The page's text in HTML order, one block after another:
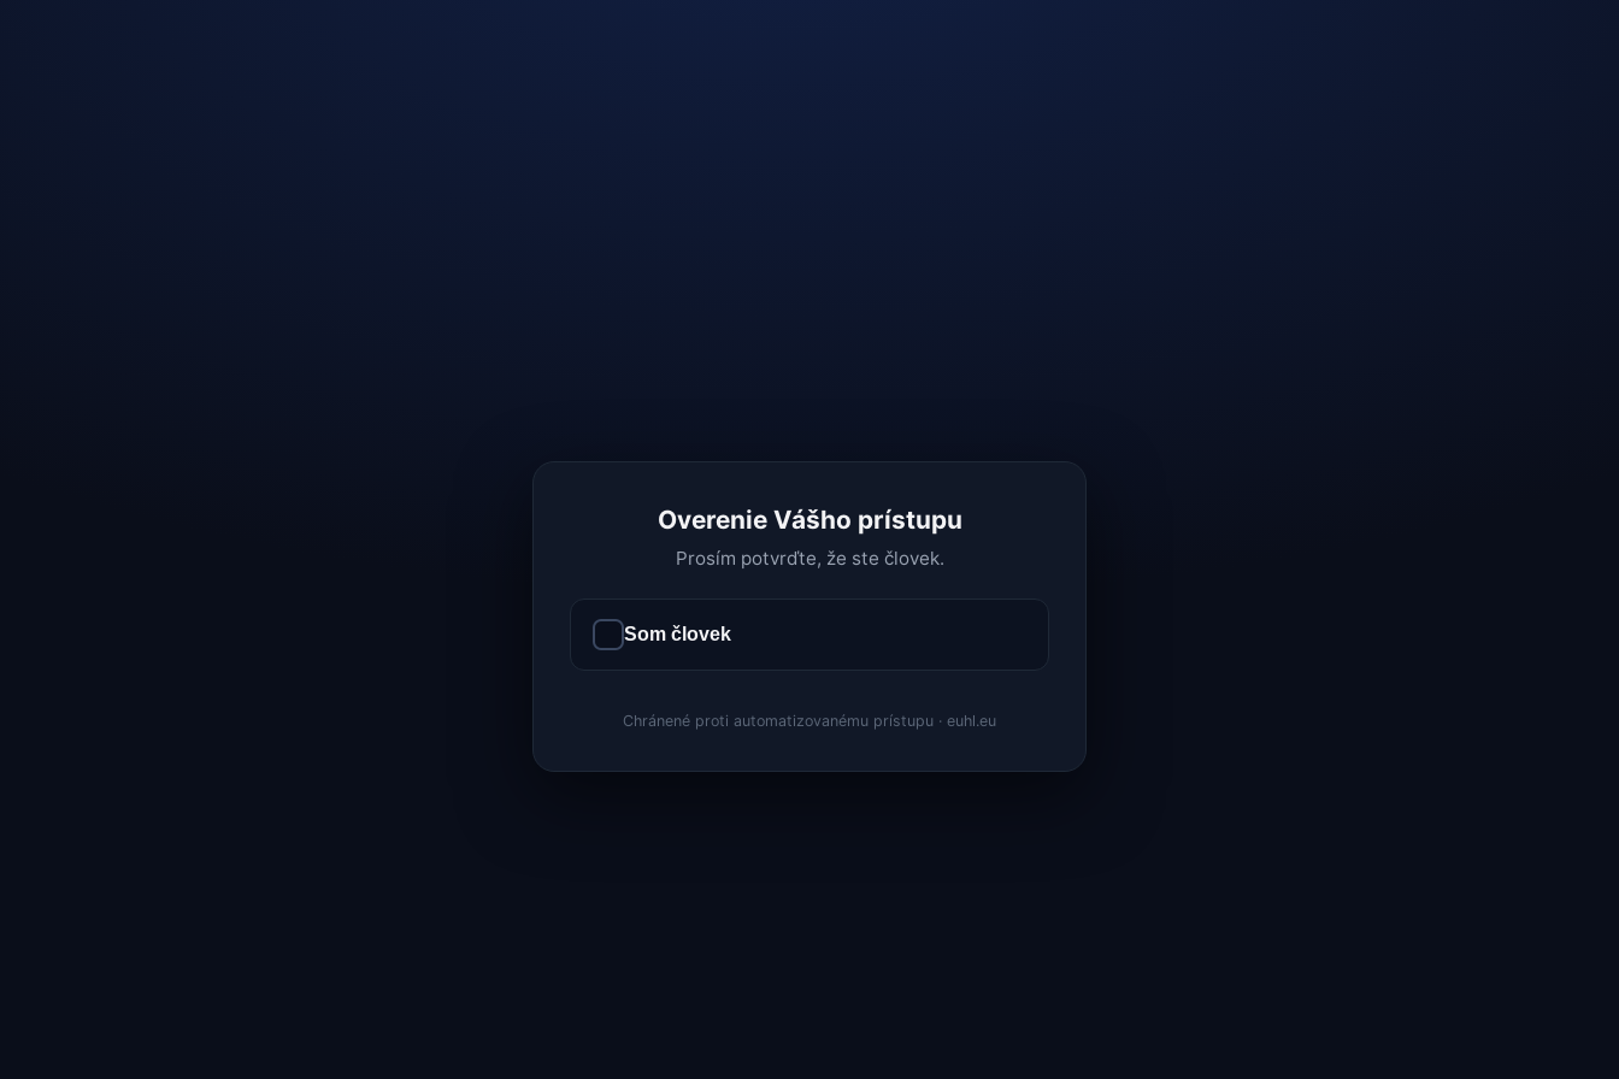
Overenie Vášho prístupu
Prosím potvrďte, že ste človek.
Som človek
Chránené proti automatizovanému prístupu · euhl.eu